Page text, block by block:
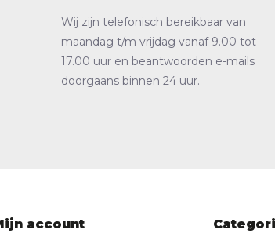
Wij zijn telefonisch bereikbaar van
maandag t/m vrijdag vanaf 9.00 tot
17.00 uur en beantwoorden e-mails
doorgaans binnen 24 uur.
account